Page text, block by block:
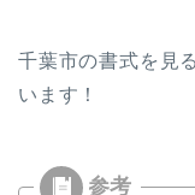
千葉市の書式を見
います！